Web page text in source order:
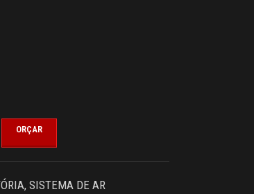
ORÇAR
, SISTEMA DE AR